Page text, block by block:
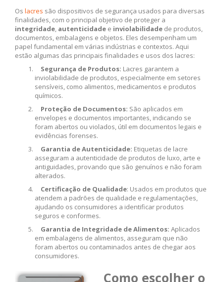
Os lacres são dispositivos de segurança usados para diversas
finalidades, com o principal objetivo de proteger a
integridade, autenticidade e inviolabilidade de produtos,
documentos, embalagens e objetos. Eles desempenham um
papel fundamental em várias indústrias e contextos. Aqui
estão algumas das principais finalidades e usos dos lacres:
Segurança de Produtos: Lacres garantem a
inviolabilidade de produtos, especialmente em setores
sensíveis, como alimentos, medicamentos e produtos
químicos.
Proteção de Documentos: São aplicados em
envelopes e documentos importantes, indicando se
foram abertos ou violados, útil em documentos legais e
evidências forenses.
Garantia de Autenticidade: Etiquetas de lacre
asseguram a autenticidade de produtos de luxo, arte e
antiguidades, provando que são genuínos e não foram
alterados.
Certificação de Qualidade: Usados em produtos que
atendem a padrões de qualidade e regulamentações,
ajudando os consumidores a identificar produtos
seguros e conformes.
Garantia de Integridade de Alimentos: Aplicados
em embalagens de alimentos, asseguram que não
foram abertos ou contaminados antes de chegar aos
consumidores.
Como escolher o